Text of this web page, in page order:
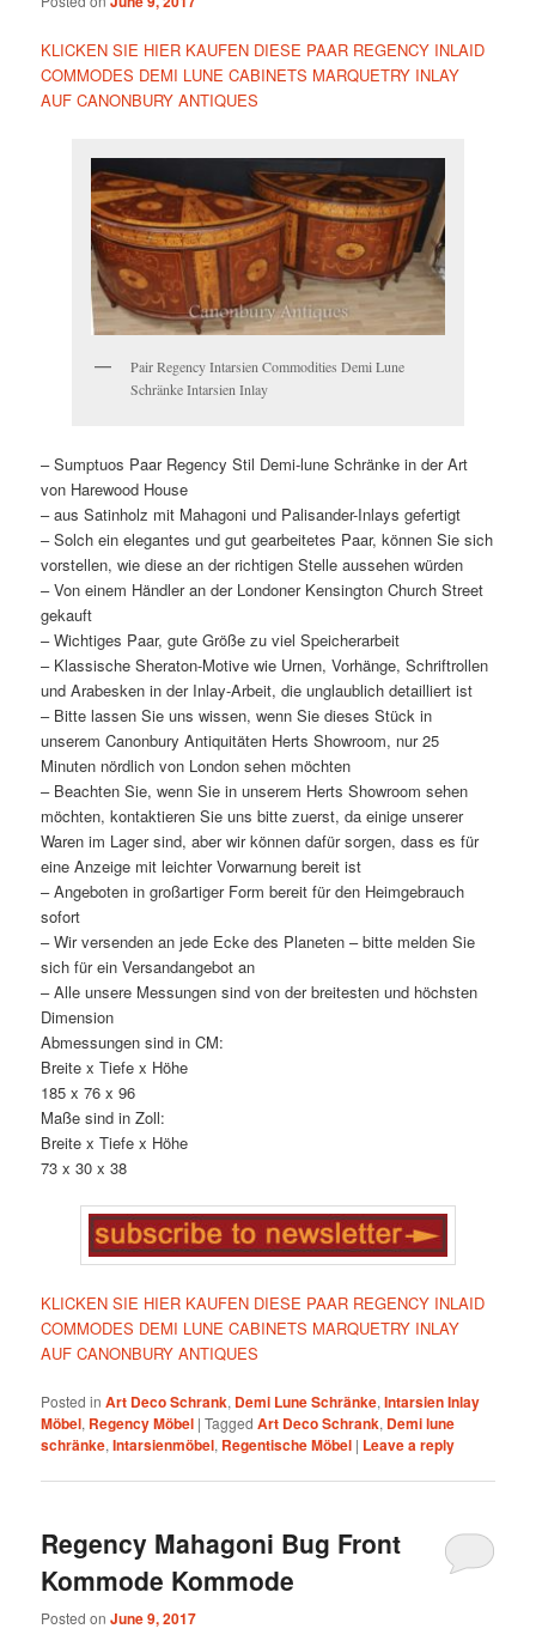
KLICKEN SIE HIER KAUFEN DIESE PAAR REGENCY INLAID
COMMODES DEMI LUNE CABINETS MARQUETRY INLAY
AUF CANONBURY ANTIQUES
Pair Regency Intarsien Commodities Demi Lune
Schränke Intarsien Inlay
– Sumptuos Paar Regency Stil Demi-lune Schränke in der Art
von Harewood House
– aus Satinholz mit Mahagoni und Palisander-Inlays gefertigt
– Solch ein elegantes und gut gearbeitetes Paar, können Sie sich
vorstellen, wie diese an der richtigen Stelle aussehen würden
– Von einem Händler an der Londoner Kensington Church Street
gekauft
– Wichtiges Paar, gute Größe zu viel Speicherarbeit
– Klassische Sheraton-Motive wie Urnen, Vorhänge, Schriftrollen
und Arabesken in der Inlay-Arbeit, die unglaublich detailliert ist
– Bitte lassen Sie uns wissen, wenn Sie dieses Stück in
unserem Canonbury Antiquitäten Herts Showroom, nur 25
Minuten nördlich von London sehen möchten
– Beachten Sie, wenn Sie in unserem Herts Showroom sehen
möchten, kontaktieren Sie uns bitte zuerst, da einige unserer
Waren im Lager sind, aber wir können dafür sorgen, dass es für
eine Anzeige mit leichter Vorwarnung bereit ist
– Angeboten in großartiger Form bereit für den Heimgebrauch
sofort
– Wir versenden an jede Ecke des Planeten – bitte melden Sie
sich für ein Versandangebot an
– Alle unsere Messungen sind von der breitesten und höchsten
Dimension
Abmessungen sind in CM:
Breite x Tiefe x Höhe
185 x 76 x 96
Maße sind in Zoll:
Breite x Tiefe x Höhe
73 x 30 x 38
KLICKEN SIE HIER KAUFEN DIESE PAAR REGENCY INLAID
COMMODES DEMI LUNE CABINETS MARQUETRY INLAY
AUF CANONBURY ANTIQUES
Posted in Art Deco Schrank, Demi Lune Schränke,Intarsien Inlay
Möbel, Regency Möbel |Tagged Art Deco Schrank, Demi lune
schränke,Intarsienmöbel, Regentische Möbel | Leave a reply
Regency Mahagoni Bug Front
Kommode Kommode
Posted onJune 9, 2017